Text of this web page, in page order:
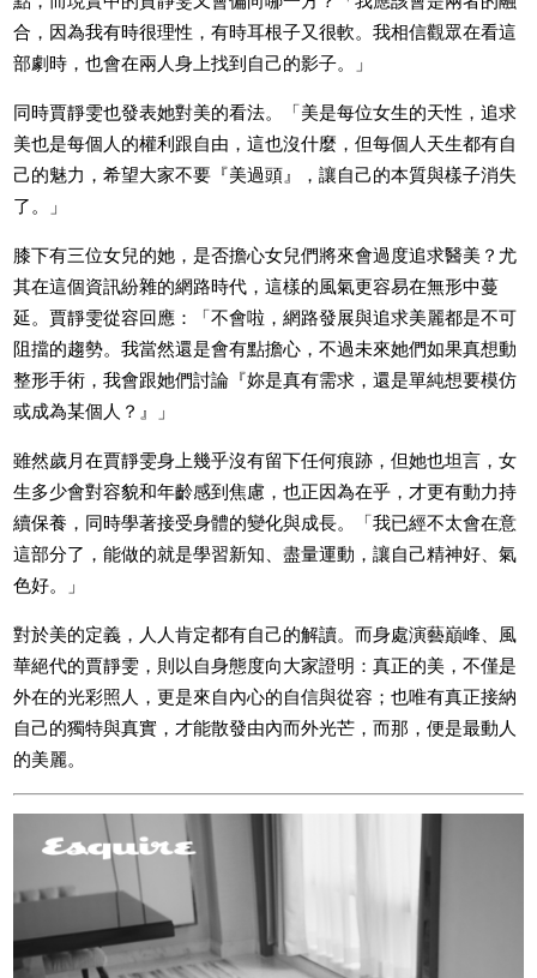
合，因為我有時很理性，有時耳根子又很軟。我相信觀眾在看這
部劇時，也會在兩人身上找到自己的影子。」
同時賈靜雯也發表她對美的看法。「美是每位女生的天性，追求
美也是每個人的權利跟自由，這也沒什麼，但每個人天生都有自
己的魅力，希望大家不要『美過頭』，讓自己的本質與樣子消失
了。」
膝下有三位女兒的她，是否擔心女兒們將來會過度追求醫美？尤
其在這個資訊紛雜的網路時代，這樣的風氣更容易在無形中蔓
延。賈靜雯從容回應：「不會啦，網路發展與追求美麗都是不可
阻擋的趨勢。我當然還是會有點擔心，不過未來她們如果真想動
整形手術，我會跟她們討論『妳是真有需求，還是單純想要模仿
或成為某個人？』」
雖然歲月在賈靜雯身上幾乎沒有留下任何痕跡，但她也坦言，女
生多少會對容貌和年齡感到焦慮，也正因為在乎，才更有動力持
續保養，同時學著接受身體的變化與成長。「我已經不太會在意
這部分了，能做的就是學習新知、盡量運動，讓自己精神好、氣
色好。」
對於美的定義，人人肯定都有自己的解讀。而身處演藝巔峰、風
華絕代的賈靜雯，則以自身態度向大家證明：真正的美，不僅是
外在的光彩照人，更是來自內心的自信與從容；也唯有真正接納
自己的獨特與真實，才能散發由內而外光芒，而那，便是最動人
的美麗。